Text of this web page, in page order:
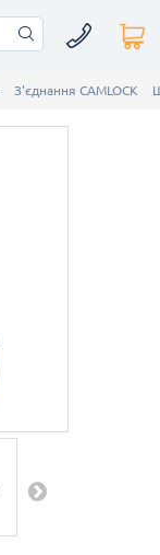
З'єднання CAMLOCK